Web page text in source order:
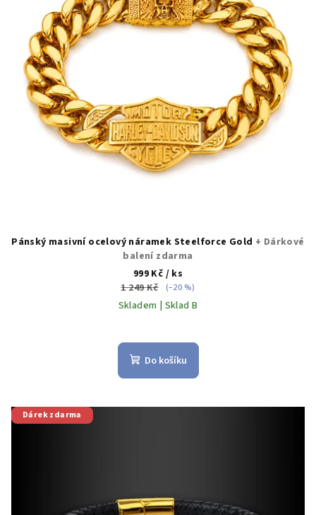
Pánský masivní ocelový náramek Steelforce Gold + Dárkové
balení zdarma
999 Kč / ks
1 249 Kč
(–20 %)
Skladem | Sklad B
Do košíku
Dárek zdarma